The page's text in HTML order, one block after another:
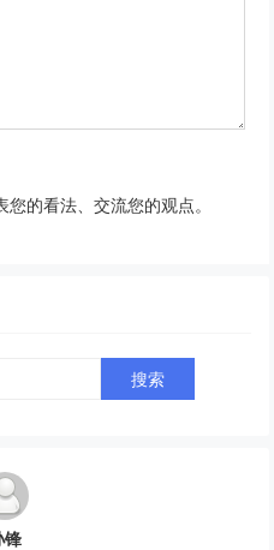
的看法、交流您的观点。
锋